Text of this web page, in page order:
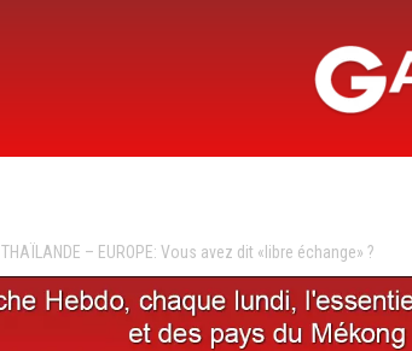
THAÏLANDE – EUROPE: Vous avez dit «libre échange» ?